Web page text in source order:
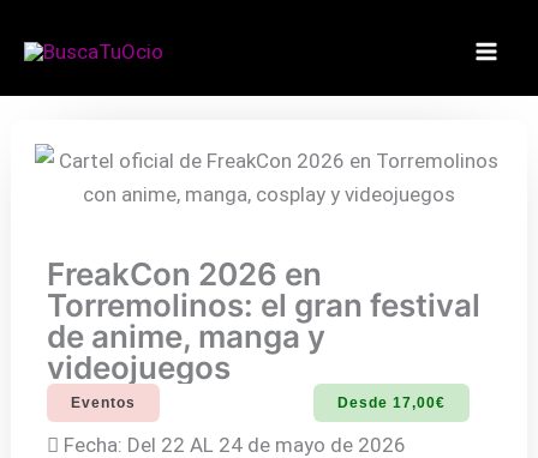
FreakCon 2026 en
Torremolinos: el gran festival
de anime, manga y
videojuegos
Eventos Desde 17,00€
Fecha: Del 22 AL 24 de mayo de 2026